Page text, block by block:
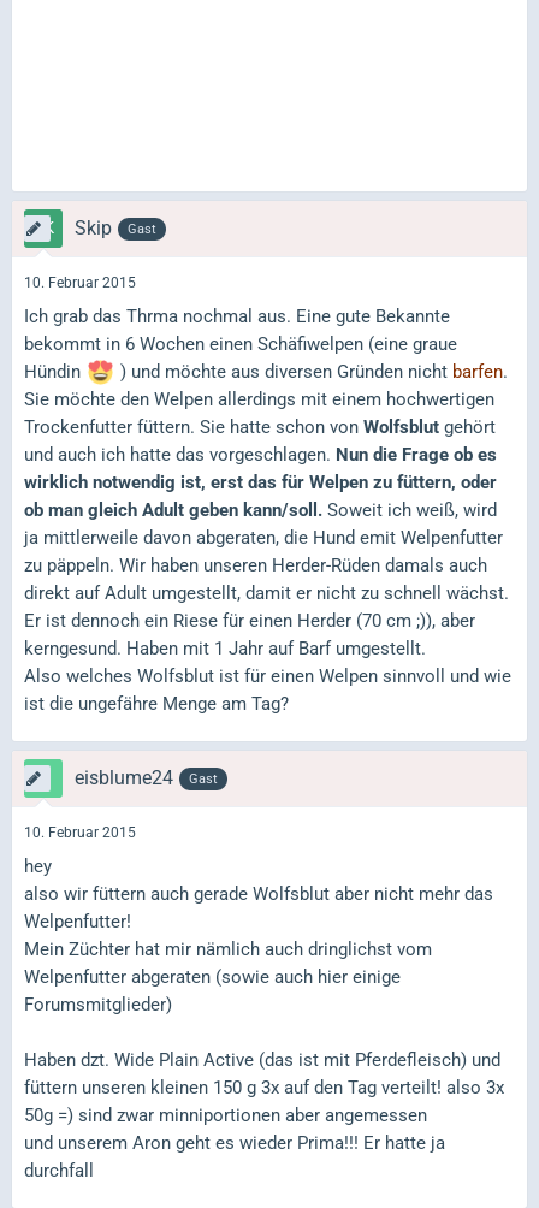
Skip Gast
10. Februar 2015
Ich grab das Thrma nochmal aus. Eine gute Bekannte
bekommt in 6 Wochen einen Schäfiwelpen (eine graue
Hündin
) und möchte aus diversen Gründen nicht barfen.
Sie möchte den Welpen allerdings mit einem hochwertigen
Trockenfutter füttern. Sie hatte schon von Wolfsblut gehört
und auch ich hatte das vorgeschlagen. Nun die Frage ob es
wirklich notwendig ist, erst das für Welpen zu füttern, oder
ob man gleich Adult geben kann/soll. Soweit ich weiß, wird
ja mittlerweile davon abgeraten, die Hund emit Welpenfutter
zu päppeln. Wir haben unseren Herder-Rüden damals auch
direkt auf Adult umgestellt, damit er nicht zu schnell wächst.
Er ist dennoch ein Riese für einen Herder (70 cm ;)), aber
kerngesund. Haben mit 1 Jahr auf Barf umgestellt.
Also welches Wolfsblut ist für einen Welpen sinnvoll und wie
ist die ungefähre Menge am Tag?
eisblume24 Gast
10. Februar 2015
hey
also wir füttern auch gerade Wolfsblut aber nicht mehr das
Welpenfutter!
Mein Züchter hat mir nämlich auch dringlichst vom
Welpenfutter abgeraten (sowie auch hier einige
Forumsmitglieder)
Haben dzt. Wide Plain Active (das ist mit Pferdefleisch) und
füttern unseren kleinen 150 g 3x auf den Tag verteilt! also 3x
50g =) sind zwar minniportionen aber angemessen
und unserem Aron geht es wieder Prima!!! Er hatte ja
durchfall